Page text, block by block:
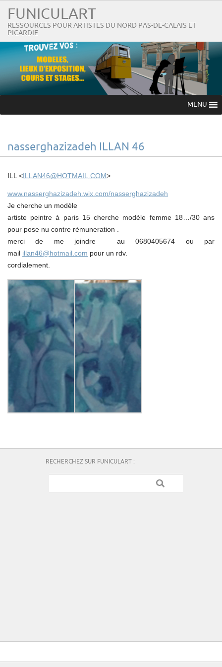
FUNICULART
RESSOURCES POUR ARTISTES DU NORD PAS-DE-CALAIS ET
PICARDIE
MENU
nasserghazizadeh ILLAN 46
ILL <ILLAN46@HOTMAIL.COM>
www.nasserghazizadeh.wix.com/nasserghazizadeh
Je cherche un modèle
artiste peintre à paris 15 cherche modèle femme 18…/30 ans
pour pose nu contre rémuneration .
merci de me joindre au 0680405674 ou par
mail illan46@hotmail.com pour un rdv.
cordialement.
RECHERCHEZ SUR FUNICULART :